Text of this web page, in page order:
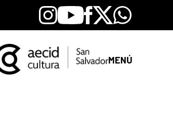
Instagram
YoutubeFacebook
X Whatsapp
MENÚ